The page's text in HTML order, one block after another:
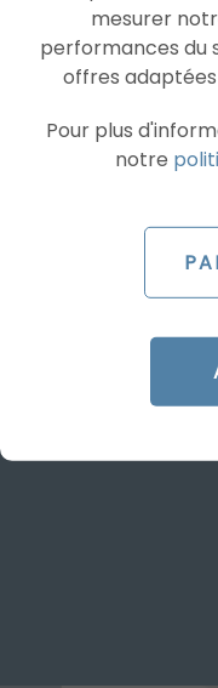
YouTube
mesurer
performances du
offres
Pour plus
notre